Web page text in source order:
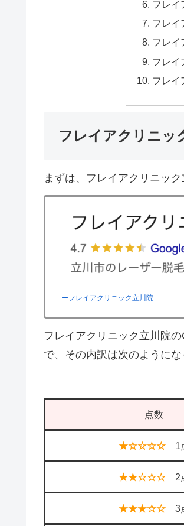
フレイ
フレイ
フレイ
フレイ
フレイ
フレイアクリニッ
まずは、フレイアクリニッ
ーフレイアクリニック立川院
フレイアクリニック立川院
で、その内訳は次のようにな
点数
★☆☆☆☆ 1
★★☆☆☆ 2
★★★☆☆ 3